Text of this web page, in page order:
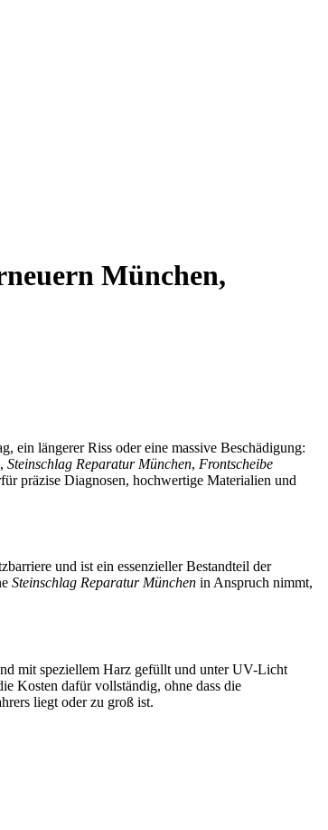
München,
ein längerer Riss oder eine massive Beschädigung:
, Steinschlag Reparatur München, Frontscheibe
präzise Diagnosen, hochwertige Materialien und
und ist ein essenzieller Bestandteil der
Steinschlag Reparatur München in Anspruch nimmt,
mit speziellem Harz gefüllt und unter UV-Licht
Kosten dafür vollständig, ohne dass die
liegt oder zu groß ist.